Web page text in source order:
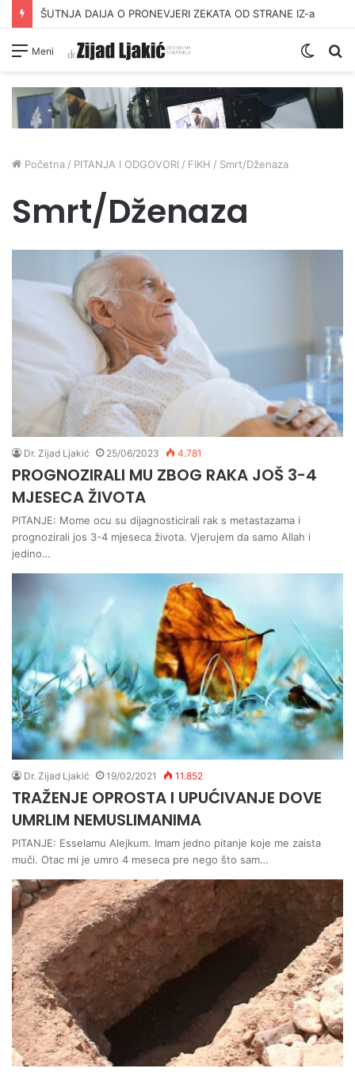
ŠUTNJA DAIJA O PRONEVJERI ZEKATA OD STRANE IZ-a
Meni
Switch
Početna / PITANJA I ODGOVORI / FIKH / Smrt/Dženaza
Smrt/Dženaza
Dr. Zijad Ljakić 25/06/2023 4.781
PROGNOZIRALI MU ZBOG RAKA JOŠ 3-4
MJESECA ŽIVOTA
PITANJE: Mome ocu su dijagnosticirali rak s metastazama i
prognozirali jos 3-4 mjeseca života. Vjerujem da samo Allah i
jedino…
Dr. Zijad Ljakić 19/02/2021 11.852
TRAŽENJE OPROSTA I UPUĆIVANJE DOVE
UMRLIM NEMUSLIMANIMA
PITANJE: Esselamu Alejkum. Imam jedno pitanje koje me zaista
muči. Otac mi je umro 4 meseca pre nego što sam…